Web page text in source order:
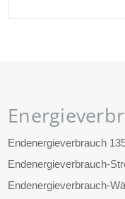
Endenergieverbrauch
Endenergieverbrauch-
Endenergieverbrauch-